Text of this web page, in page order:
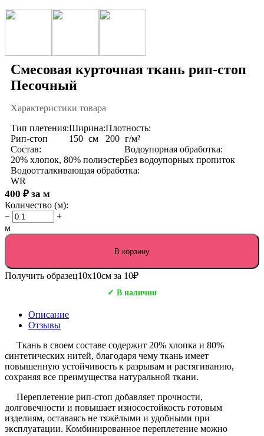
Смесовая курточная ткань рип-стоп
Песочный
Характеристики товара
Тип плетения:
Рип-стоп
Ширина:
150 см
Плотность:
200 г/м²
Состав:
20% хлопок, 80% полиэстер
Водоупорная обработка:
Без водоупорных пропиток
Водоотталкивающая обработка:
WR
400 ₽ за м
Количество (м):
−
+
м
В корзину
Получить образец10х10см за 10₽
✓ В наличии
Описание
Отзывы
Ткань в своем составе содержит 20% хлопка и 80%
синтетических нитей, благодаря чему ткань имеет
повышенную устойчивость к разрывам и растягиванию,
сохраняя все преимущества натуральной ткани.
Переплетение рип-стоп добавляет прочности,
долговечности и повышает износостойкость готовым
изделиям, оставаясь не тяжёлыми и удобными при
эксплуатации. Комбинированное переплетение можно